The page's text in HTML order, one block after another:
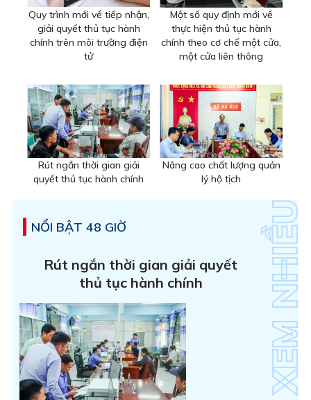
Quy trình mới về tiếp nhận,
giải quyết thủ tục hành
chính trên môi trường điện
tử
Một số quy định mới về
thực hiện thủ tục hành
chính theo cơ chế một cửa,
một cửa liên thông
Rút ngắn thời gian giải
quyết thủ tục hành chính
Nâng cao chất lượng quản
lý hộ tịch
NỔI BẬT 48 GIỜ
Rút ngắn thời gian giải quyết
thủ tục hành chính